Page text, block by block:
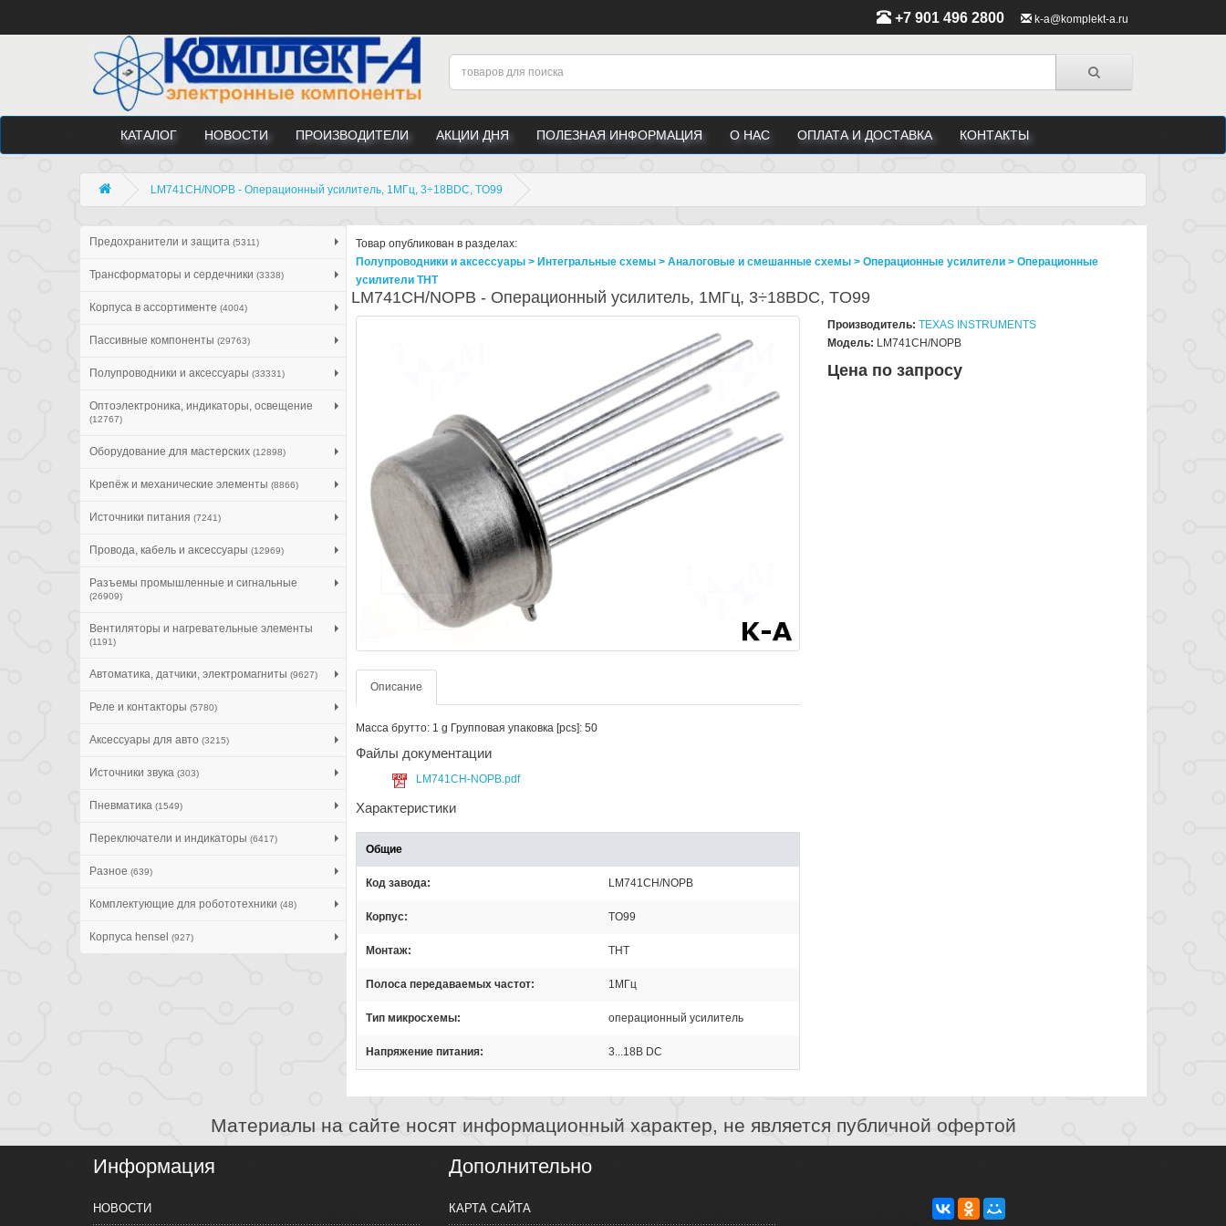
+7 901 496 2800 k-a@komplekt-a.ru
КАТАЛОГ НОВОСТИ ПРОИЗВОДИТЕЛИ АКЦИИ ДНЯ ПОЛЕЗНАЯ ИНФОРМАЦИЯ О НАС ОПЛАТА И ДОСТАВКА КОНТАКТЫ
LM741CH/NOPB - Операционный усилитель, 1МГц, 3÷18ВDC, TO99
Предохранители и защита (5311)
Трансформаторы и сердечники (3338)
Корпуса в ассортименте (4004)
Пассивные компоненты (29763)
Полупроводники и аксессуары (33331)
Оптоэлектроника, индикаторы, освещение
(12767)
Оборудование для мастерских (12898)
Крепёж и механические элементы (8866)
Источники питания (7241)
Провода, кабель и аксессуары (12969)
Разъемы промышленные и сигнальные
(26909)
Вентиляторы и нагревательные элементы
(1191)
Автоматика, датчики, электромагниты (9627)
Реле и контакторы (5780)
Аксессуары для авто (3215)
Источники звука (303)
Пневматика (1549)
Переключатели и индикаторы (6417)
Разное (639)
Комплектующие для робототехники (48)
Корпуса hensel (927)
Товар опубликован в разделах:
Полупроводники и аксессуары > Интегральные схемы > Аналоговые и смешанные схемы > Операционные усилители > Операционные
усилители THT
LM741CH/NOPB - Операционный усилитель, 1МГц, 3÷18ВDC, TO99
Описание
Масса брутто: 1 g Групповая упаковка [pcs]: 50
Файлы документации
LM741CH-NOPB.pdf
Характеристики
Общие
Код завода LM741CH/NOPB
Корпус TO99
Монтаж THT
Полоса передаваемых частот 1МГц
Тип микросхемы операционный усилитель
Напряжение питания 3...18В DC
Производитель: TEXAS INSTRUMENTS
Модель: LM741CH/NOPB
Цена по запросу
Материалы на сайте носят информационный характер, не является публичной офертой
Информация
НОВОСТИ
Дополнительно
КАРТА САЙТА